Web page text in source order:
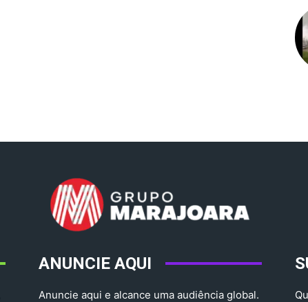
ANUNCIE AQUI
Anuncie aqui e alcance uma audiência global.